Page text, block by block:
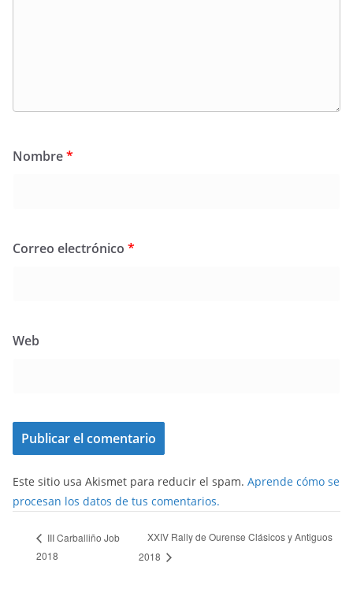
Nombre*
Correo electrónico *
Web
Este sitio usa Akismet para reducir el spam. Aprende cómo se
procesan los datos de tus comentarios.
III Carballiño Job
2018
XXIV Rally de Ourense Clásicos y Antiguos
2018